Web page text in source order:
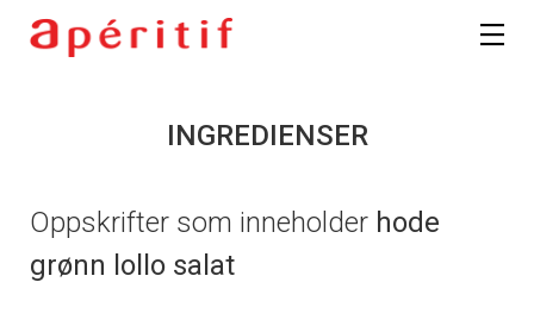
INGREDIENSER
Oppskrifter som inneholder hode
grønn lollo salat